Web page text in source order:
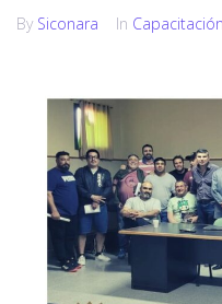
Capacitación
Seccionales
Noticias
Contacto
By Siconara In Capacitación